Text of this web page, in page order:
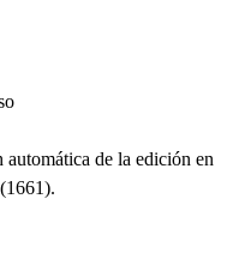
de la edición en
(1661).